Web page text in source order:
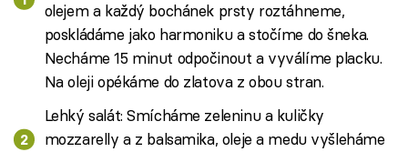
olejem a každý bochánek prsty roztáhneme,
poskládáme jako harmoniku a stočíme do šneka.
Necháme 15 minut odpočinout a vyválíme placku.
Na oleji opékáme do zlatova z obou stran.
Lehký salát: Smícháme zeleninu a kuličky
mozzarelly a z balsamika, oleje a medu vyšleháme